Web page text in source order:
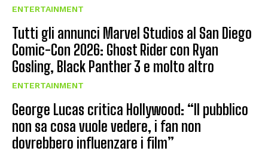
ENTERTAINMENT
Tutti gli annunci Marvel Studios al San Diego
Comic-Con 2026: Ghost Rider con Ryan
Gosling, Black Panther 3 e molto altro
ENTERTAINMENT
George Lucas critica Hollywood: “Il pubblico
non sa cosa vuole vedere, i fan non
dovrebbero influenzare i film”